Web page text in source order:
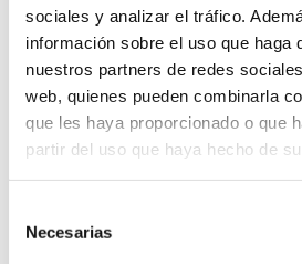
sociales y analizar el tráfico.
información sobre el uso que haga
nuestros partners de redes
web, quienes pueden combinarla
que les haya proporcionado o que
partir del uso que haya hecho de
Necesarias
Objeto
Expediente